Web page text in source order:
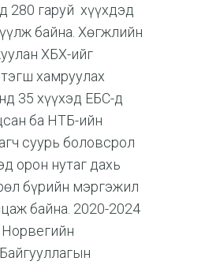
280 гаруй хүүхдэд
байна. Хөгжлийн
ХБХ-ийг
хамруулах
35 хүүхэд ЕБС-д
ба НТБ-ийн
суурь боловсрол
орон нутаг дахь
бүрийн мэргэжил
байна. 2020-2024